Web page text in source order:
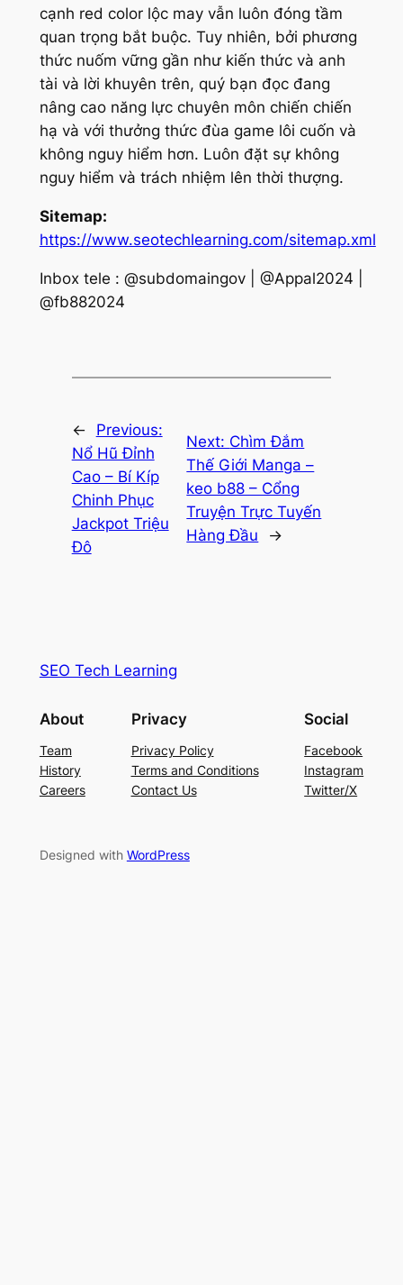
cạnh red color lộc may vẫn luôn đóng tầm
quan trọng bắt buộc. Tuy nhiên, bởi phương
thức nuốm vững gần như kiến thức và anh
tài và lời khuyên trên, quý bạn đọc đang
nâng cao năng lực chuyên môn chiến chiến
hạ và với thưởng thức đùa game lôi cuốn và
không nguy hiểm hơn. Luôn đặt sự không
nguy hiểm và trách nhiệm lên thời thượng.
Sitemap:
https://www.seotechlearning.com/sitemap.xml
Inbox tele : @subdomaingov | @Appal2024 |
@fb882024
←
Previous:
Nổ Hũ Đỉnh
Cao – Bí Kíp
Chinh Phục
Jackpot Triệu
Đô
Next: Chìm Đắm
Thế Giới Manga –
keo b88 – Cổng
Truyện Trực Tuyến
Hàng Đầu
→
SEO Tech Learning
About
Team
History
Careers
Privacy
Privacy Policy
Terms and Conditions
Contact Us
Social
Facebook
Instagram
Twitter/X
Designed with WordPress